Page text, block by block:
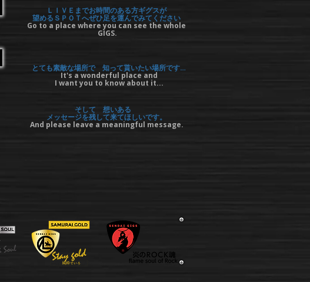
ＬＩＶＥまでお時間のある方ギグスが
望めるＳＰＯＴへぜひ足を運んでみてください
Go to a place where you can see the whole
GIGS.
とても素敵な場所で 知って貰いたい場所です…
It's a wonderful place and
I want you to know about it...
そして 想いある
メッセージを残して来てほしいです。
And please leave a meaningful message.